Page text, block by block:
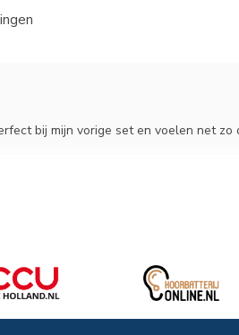
bij mijn vorige set en voelen net